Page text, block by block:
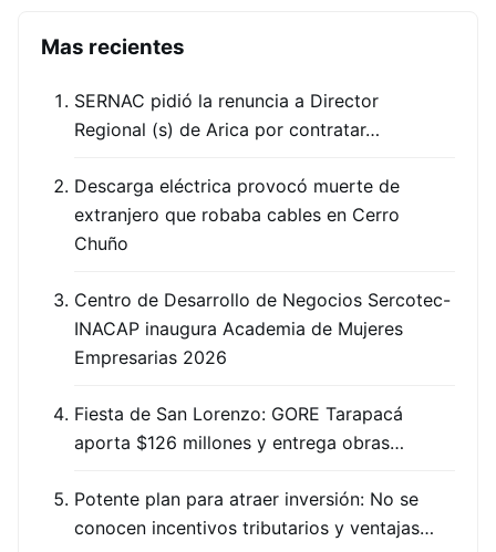
Mas recientes
SERNAC pidió la renuncia a Director
Regional (s) de Arica por contratar…
Descarga eléctrica provocó muerte de
extranjero que robaba cables en Cerro
Chuño
Centro de Desarrollo de Negocios Sercotec-
INACAP inaugura Academia de Mujeres
Empresarias 2026
Fiesta de San Lorenzo: GORE Tarapacá
aporta $126 millones y entrega obras…
Potente plan para atraer inversión: No se
conocen incentivos tributarios y ventajas…